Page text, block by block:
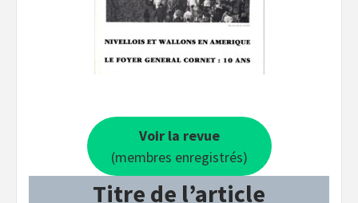
Voir la revue
(membres enregistrés)
Titre de l’article